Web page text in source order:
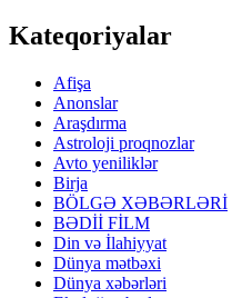
Kateqoriyalar
Afişa
Anonslar
Araşdırma
Astroloji proqnozlar
Avto yeniliklər
Birja
BÖLGƏ XƏBƏRLƏRİ
BƏDİİ FİLM
Din və İlahiyyat
Dünya mətbəxi
Dünya xəbərləri